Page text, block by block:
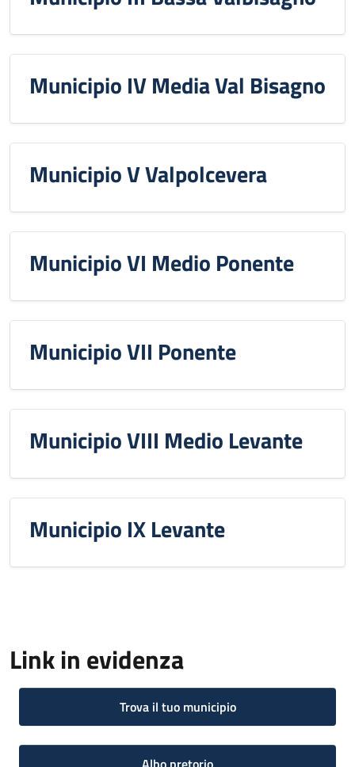
Municipio IV Media Val Bisagno
Municipio V Valpolcevera
Municipio VI Medio Ponente
Municipio VII Ponente
Municipio VIII Medio Levante
Municipio IX Levante
Link in evidenza
Trova il tuo municipio